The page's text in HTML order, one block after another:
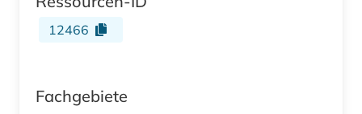
12466
Fachgebiete